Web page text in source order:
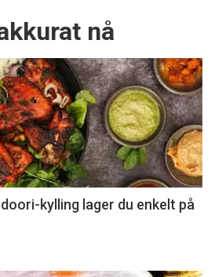
nå
kylling lager du enkelt på